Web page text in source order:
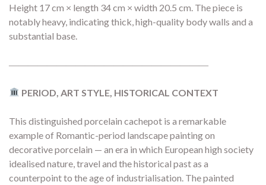
Height 17 cm × length 34 cm × width 20.5 cm. The piece is
notably heavy, indicating thick, high-quality body walls and a
substantial base.
―――――――――――――――――――――
PERIOD, ART STYLE, HISTORICAL CONTEXT
This distinguished porcelain cachepot is a remarkable
example of Romantic-period landscape painting on
decorative porcelain — an era in which European high society
idealised nature, travel and the historical past as a
counterpoint to the age of industrialisation. The painted